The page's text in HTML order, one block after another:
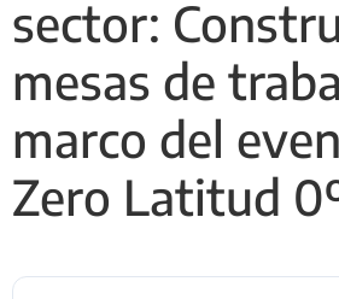
sector:
mesas de
marco del
Zero Latitud